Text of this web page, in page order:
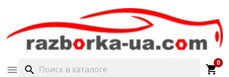
 search shopping_cart
0
НЕТ В НАЛИЧИИ